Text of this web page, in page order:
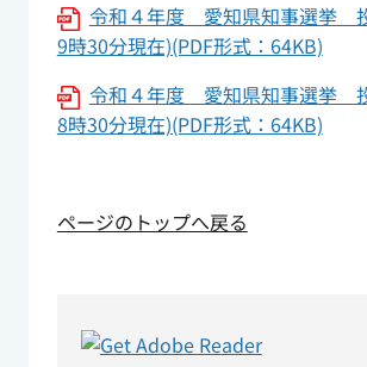
令和４年度 愛知県知事選挙
9時30分現在)(PDF形式：64KB)
令和４年度 愛知県知事選挙
8時30分現在)(PDF形式：64KB)
ページのトップへ戻る